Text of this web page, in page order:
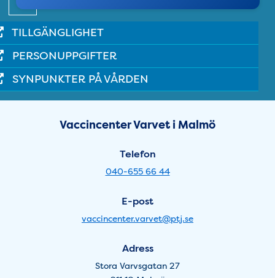
TILLGÄNGLIGHET
PERSONUPPGIFTER
SYNPUNKTER PÅ VÅRDEN
Öppettider Varvet i Malmö -
Vaccincenter Varvet i Malmö
Telefon
040-655 66 44
E-post
vaccincenter.varvet@ptj.se
Adress
Stora Varvsgatan 27